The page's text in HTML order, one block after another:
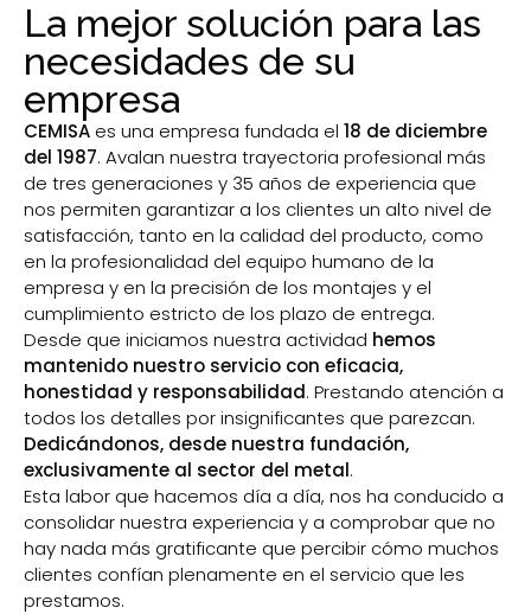
La mejor solución para las
necesidades de su
empresa
CEMISA es una empresa fundada el 18 de diciembre
del 1987. Avalan nuestra trayectoria profesional más
de tres generaciones y 35 años de experiencia que
nos permiten garantizar a los clientes un alto nivel de
satisfacción, tanto en la calidad del producto, como
en la profesionalidad del equipo humano de la
empresa y en la precisión de los montajes y el
cumplimiento estricto de los plazo de entrega.
Desde que iniciamos nuestra actividad hemos
mantenido nuestro servicio con eficacia,
honestidad y responsabilidad. Prestando atención a
todos los detalles por insignificantes que parezcan.
Dedicándonos, desde nuestra fundación,
exclusivamente al sector del metal.
Esta labor que hacemos día a día, nos ha conducido a
consolidar nuestra experiencia y a comprobar que no
hay nada más gratificante que percibir cómo muchos
clientes confían plenamente en el servicio que les
prestamos.